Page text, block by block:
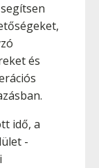
és
idő, a
-